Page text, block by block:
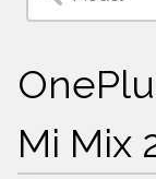
Mi Mix